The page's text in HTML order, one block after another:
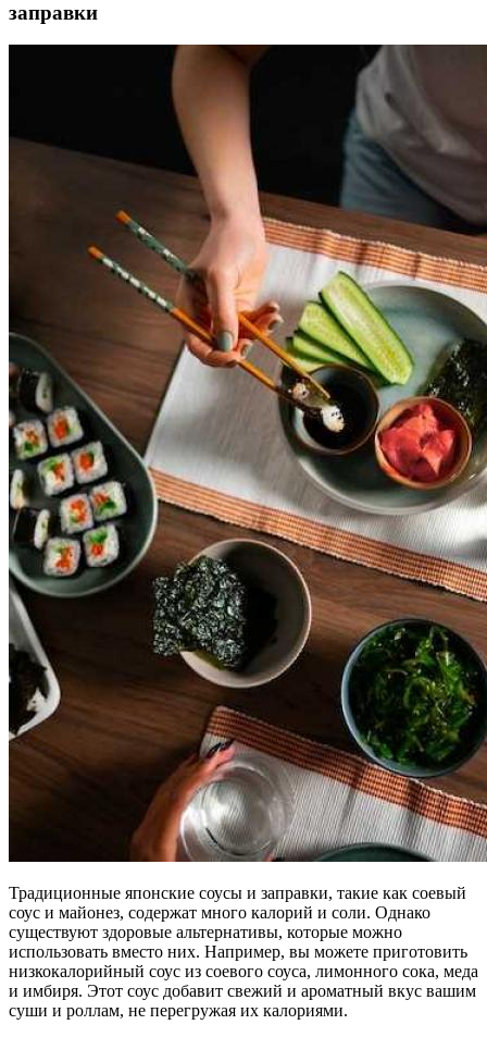
заправки
Традиционные японские соусы и заправки, такие как соевый
соус и майонез, содержат много калорий и соли. Однако
существуют здоровые альтернативы, которые можно
использовать вместо них. Например, вы можете приготовить
низкокалорийный соус из соевого соуса, лимонного сока, меда
и имбиря. Этот соус добавит свежий и ароматный вкус вашим
суши и роллам, не перегружая их калориями.